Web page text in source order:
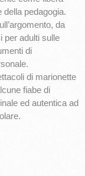
della pedagogia.
da
per adulti sulle
di
di marionette
fiabe di
ed autentica ad